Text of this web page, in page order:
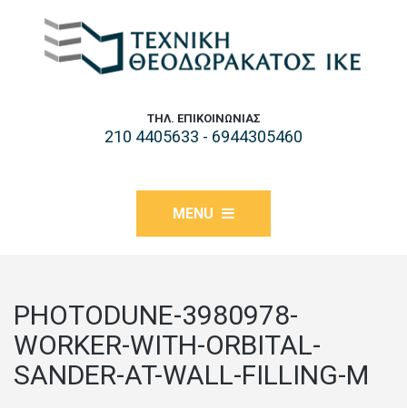
ΤΗΛ. ΕΠΙΚΟΙΝΩΝΊΑΣ
210 4405633 - 6944305460
MENU
PHOTODUNE-3980978-
WORKER-WITH-ORBITAL-
SANDER-AT-WALL-FILLING-M